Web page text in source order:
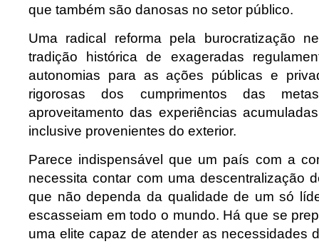
que também são danosas no setor público.
Uma radical reforma pela burocratização
tradição histórica de exageradas
autonomias para as ações públicas e
rigorosas dos cumprimentos das
aproveitamento das experiências
inclusive provenientes do exterior.
Parece indispensável que um país com a
necessita contar com uma descentralização
que não dependa da qualidade de um só
escasseiam em todo o mundo. Há que se
uma elite capaz de atender as necessidades